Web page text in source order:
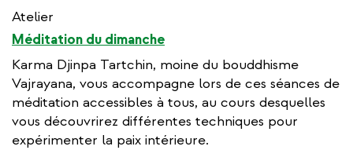
Atelier
Méditation du dimanche
Karma Djinpa Tartchin, moine du bouddhisme
Vajrayana, vous accompagne lors de ces séances de
méditation accessibles à tous, au cours desquelles
vous découvrirez différentes techniques pour
expérimenter la paix intérieure.